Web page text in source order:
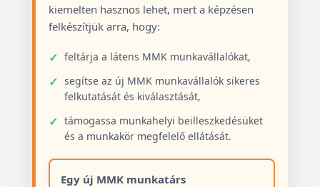
kiemelten hasznos lehet, mert a képzésen
felkészítjük arra, hogy:
feltárja a látens MMK munkavállalókat,
segítse az új MMK munkavállalók sikeres
felkutatását és kiválasztását,
támogassa munkahelyi beilleszkedésüket
és a munkakör megfelelő ellátását.
Egy új MMK munkatárs